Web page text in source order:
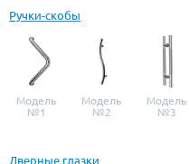
Ручки-скобы
Модель
№1
Модель
№2
Модель
№3
Дверные глазки